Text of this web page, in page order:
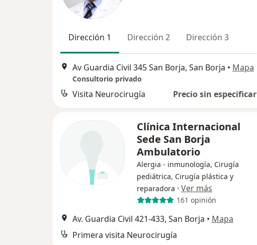
Dirección 1 Dirección 2 Dirección 3
Av Guardia Civil 345 San Borja, San Borja • Mapa
Consultorio privado
Visita Neurocirugía Precio sin especificar
Clínica Internacional
Sede San Borja
Ambulatorio
Alergia - inmunología, Cirugía
pediátrica, Cirugía plástica y
reparadora · Ver más
161 opinión
Av. Guardia Civil 421-433, San Borja • Mapa
Primera visita Neurocirugía